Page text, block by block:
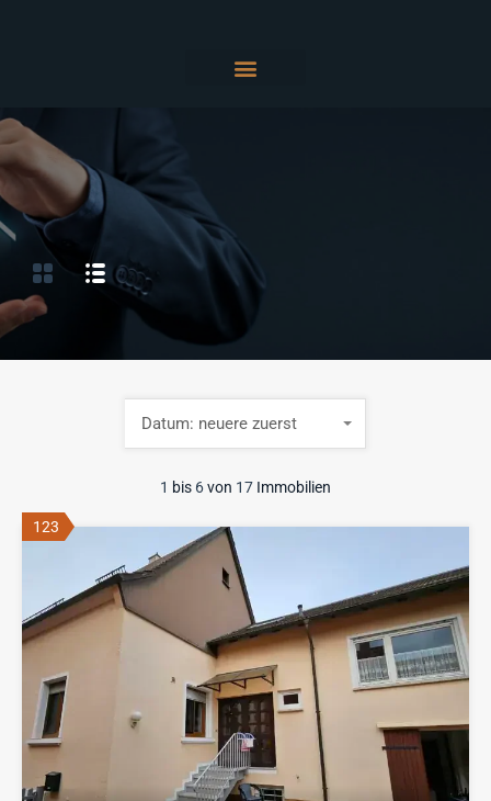
1 bis 6von 17 Immobilien
Datum: neuere zuerst
123